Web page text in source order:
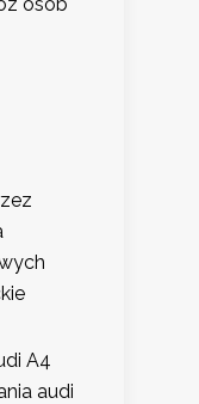
A4
audi